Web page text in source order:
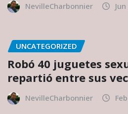
NevilleCharbonnier
UNCATEGORIZED
Robó 40 juguetes
repartió entre sus
NevilleCharbonnier